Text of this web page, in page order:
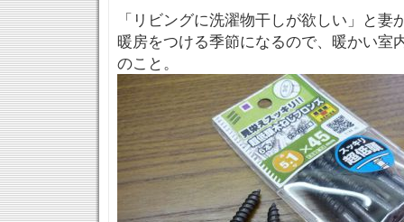
「リビングに洗濯物干しが欲しい」と妻
暖房をつける季節になるので、暖かい室
のこと。